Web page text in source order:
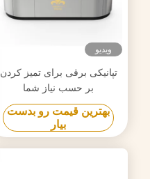
ویدیو
تپانیکی برقی برای تمیز کردن
بر حسب نیاز شما
بهترین قیمت رو بدست
بیار